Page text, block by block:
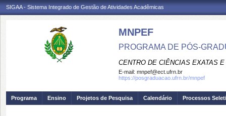
SIGAA - Sistema Integrado de Gestão de Atividades Acadêmicas
MNPEF
PROGRAMA DE PÓS-
CENTRO DE CIÊNCIAS EXATAS
E-mail: mnpef@ect.ufrn.br
https://posgraduacao.ufrn.br/mnpef
Programa Ensino Projetos de Pesquisa Calendário Processos